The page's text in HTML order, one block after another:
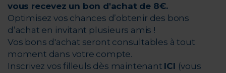
vous recevez un bon d'achat de 8€.
Optimisez vos chances d’obtenir des bons
d’achat en invitant plusieurs amis !
Vos bons d'achat seront consultables à tout
moment dans votre compte.
Inscrivez vos filleuls dès maintenant ICI (vous